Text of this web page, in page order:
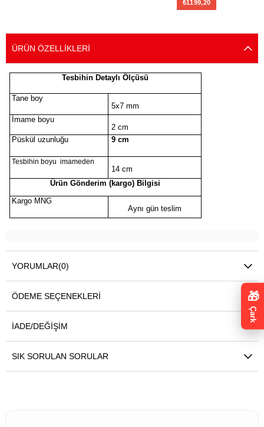
₺1199,20
ÜRÜN ÖZELLIKLERI
Tesbihin Detaylı Ölçüsü
Tane boy
5x7 mm
İmame boyu
2 cm
Püskül uzunluğu
9 cm
Tesbihin boyu imameden
14 cm
Ürün Gönderim (kargo) Bilgisi
Kargo MNG
Aynı gün teslim
YORUMLAR(0)
ÖDEME SEÇENEKLERI
İADE/DEĞIŞIM
SIK SORULAN SORULAR
🎁
Çark